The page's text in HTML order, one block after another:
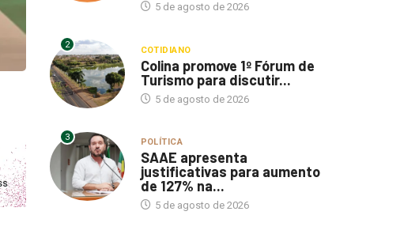
5 de agosto de 2026
2 COTIDIANO
Colina promove 1º Fórum de
Turismo para discutir...
5 de agosto de 2026
3 POLÍTICA
SAAE apresenta
justificativas para aumento
de 127% na...
5 de agosto de 2026